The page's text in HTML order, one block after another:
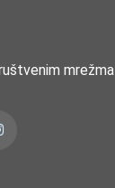
mrežma